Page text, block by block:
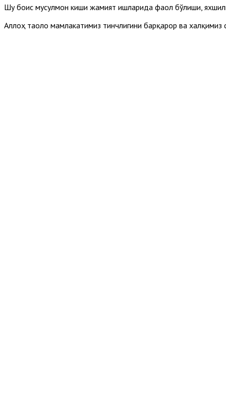
Шу боис мусулмон киши жамият ишларида фаол бўлиши,
Аллоҳ таоло мамлакатимиз тинчлигини барқарор ва халқимиз